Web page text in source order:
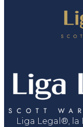
Liga Legal®, la